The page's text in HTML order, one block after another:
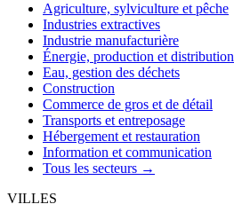
Agriculture, sylviculture et pêche
Industries extractives
Industrie manufacturière
Énergie, production et distribution
Eau, gestion des déchets
Construction
Commerce de gros et de détail
Transports et entreposage
Hébergement et restauration
Information et communication
Tous les secteurs →
VILLES